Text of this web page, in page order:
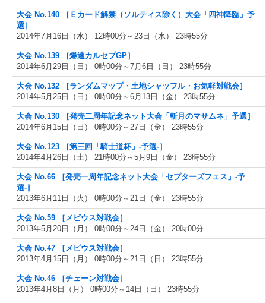
大会 No.140 ［Ｅカード解禁（ソルティス除く）大会「四神降臨」予
選］
2014年7月16日（水） 12時00分～23日（水） 23時55分
大会 No.139 ［爆速カルセプGP］
2014年6月29日（日） 0時00分～7月6日（日） 23時55分
大会 No.132 ［ランダムマップ・土地シャッフル・お気軽対戦会］
2014年5月25日（日） 0時00分～6月13日（金） 23時55分
大会 No.130 ［発売二周年記念ネット大会「斬月のマサムネ」予選］
2014年6月15日（日） 0時00分～27日（金） 23時55分
大会 No.123 ［第三回「騎士道杯」-予選-］
2014年4月26日（土） 21時00分～5月9日（金） 23時55分
大会 No.66 ［発売一周年記念ネット大会「セプターズフェス」-予
選-］
2013年6月11日（火） 0時00分～21日（金） 23時55分
大会 No.59 ［メビウス対戦会］
2013年5月20日（月） 0時00分～24日（金） 20時00分
大会 No.47 ［メビウス対戦会］
2013年4月15日（月） 0時00分～21日（日） 23時55分
大会 No.46 ［チェーン対戦会］
2013年4月8日（月） 0時00分～14日（日） 23時55分